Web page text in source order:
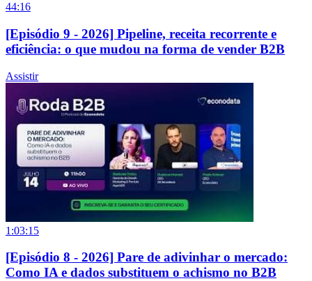
44:16
[Episódio 9 - 2026] Pipeline, receita recorrente e
eficiência: o que mudou na forma de vender B2B
Assistir
1:03:15
[Episódio 8 - 2026] Pare de adivinhar o mercado:
Como IA e dados substituem o achismo no B2B